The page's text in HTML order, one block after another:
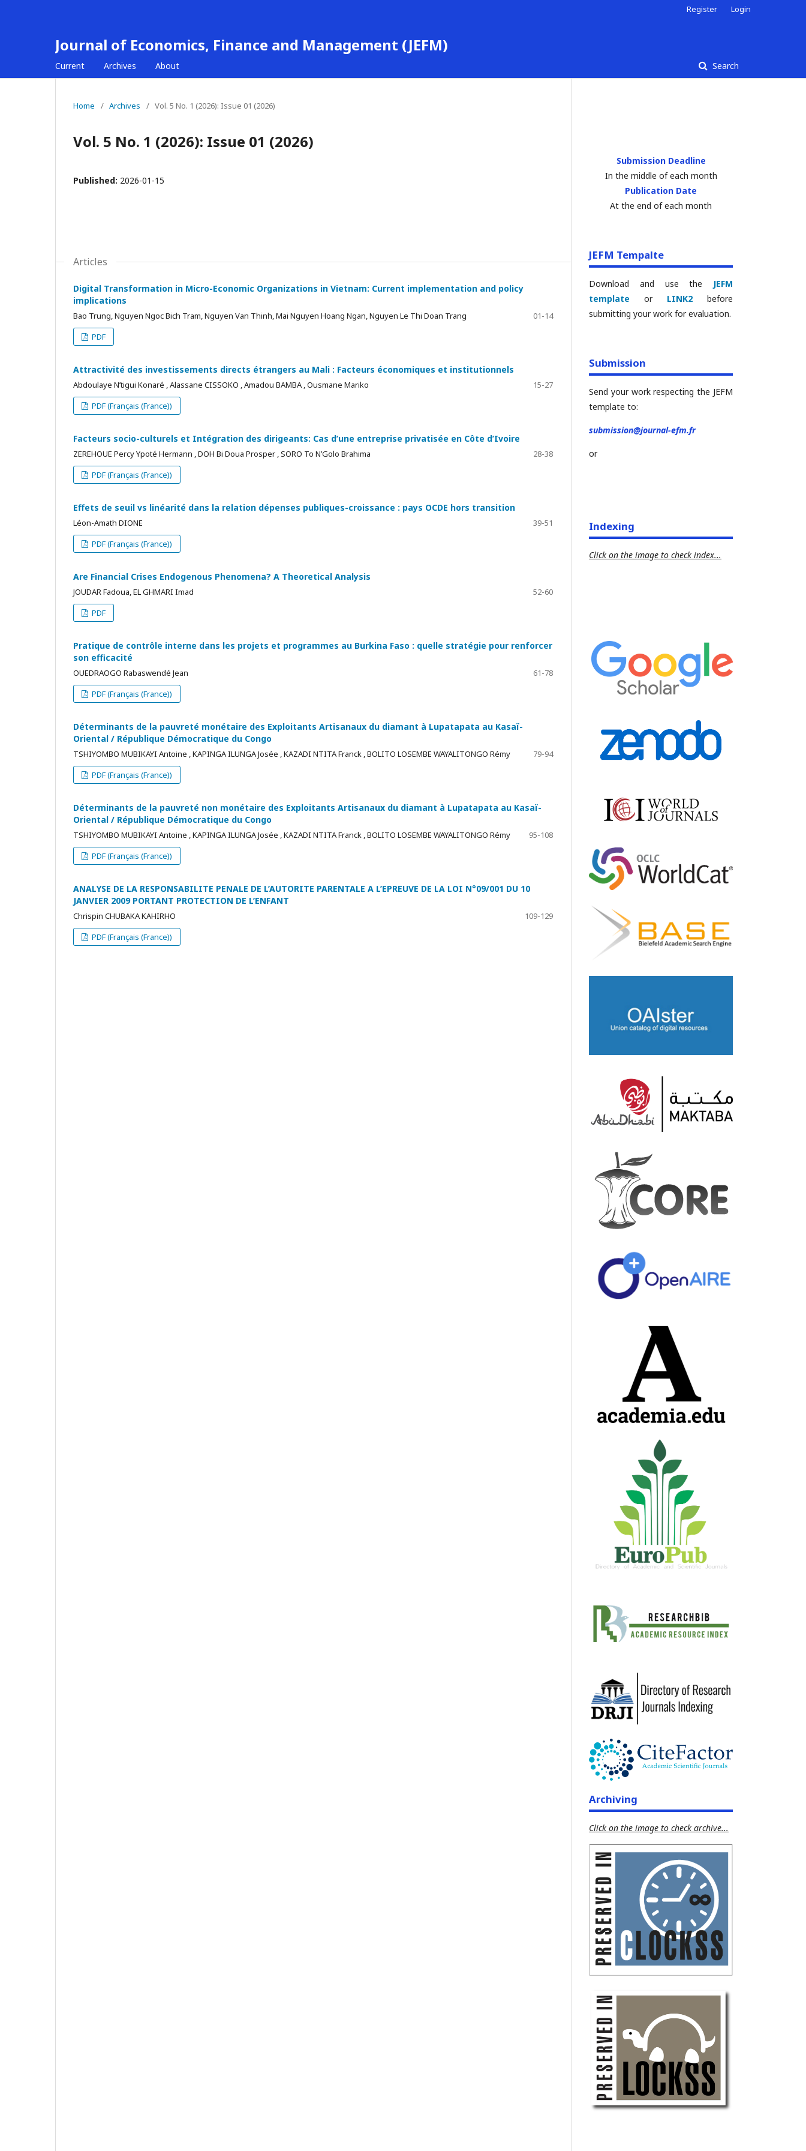
Journal of Economics, Finance and Management (JEFM)
Current Archives About Search
Register Login
Home / Archives / Vol. 5 No. 1 (2026): Issue 01 (2026)
Vol. 5 No. 1 (2026): Issue 01 (2026)
Published: 2026-01-15
Articles
Digital Transformation in Micro-Economic Organizations in Vietnam: Current implementation and policy
implications
Bao Trung, Nguyen Ngoc Bich Tram, Nguyen Van Thinh, Mai Nguyen Hoang Ngan, Nguyen Le Thi Doan Trang
01-14
PDF
Attractivité des investissements directs étrangers au Mali : Facteurs économiques et institutionnels
Abdoulaye N’tigui Konaré , Alassane CISSOKO , Amadou BAMBA , Ousmane Mariko
15-27
PDF (Français (France))
Facteurs socio-culturels et Intégration des dirigeants: Cas d’une entreprise privatisée en Côte d’Ivoire
ZEREHOUE Percy Ypoté Hermann , DOH Bi Doua Prosper , SORO To N’Golo Brahima
28-38
PDF (Français (France))
Effets de seuil vs linéarité dans la relation dépenses publiques-croissance : pays OCDE hors transition
Léon-Amath DIONE
39-51
PDF (Français (France))
Are Financial Crises Endogenous Phenomena? A Theoretical Analysis
JOUDAR Fadoua, EL GHMARI Imad
52-60
PDF
Pratique de contrôle interne dans les projets et programmes au Burkina Faso : quelle stratégie pour renforcer
son efficacité
OUEDRAOGO Rabaswendé Jean
61-78
PDF (Français (France))
Déterminants de la pauvreté monétaire des Exploitants Artisanaux du diamant à Lupatapata au Kasaï-
Oriental / République Démocratique du Congo
TSHIYOMBO MUBIKAYI Antoine , KAPINGA ILUNGA Josée , KAZADI NTITA Franck , BOLITO LOSEMBE WAYALITONGO Rémy
79-94
PDF (Français (France))
Déterminants de la pauvreté non monétaire des Exploitants Artisanaux du diamant à Lupatapata au Kasaï-
Oriental / République Démocratique du Congo
TSHIYOMBO MUBIKAYI Antoine , KAPINGA ILUNGA Josée , KAZADI NTITA Franck , BOLITO LOSEMBE WAYALITONGO Rémy
95-108
PDF (Français (France))
ANALYSE DE LA RESPONSABILITE PENALE DE L’AUTORITE PARENTALE A L’EPREUVE DE LA LOI N°09/001 DU 10
JANVIER 2009 PORTANT PROTECTION DE L’ENFANT
Chrispin CHUBAKA KAHIRHO
109-129
PDF (Français (France))
Submission Deadline
In the middle of each month
Publication Date
At the end of each month
JEFM Tempalte
Download and use the
JEFM
template or LINK2 before
submitting your work for evaluation.
Submission
Send your work respecting the JEFM
template to:
submission@journal-efm.fr
or
Indexing
Click on the image to check index...
Archiving
Click on the image to check archive...